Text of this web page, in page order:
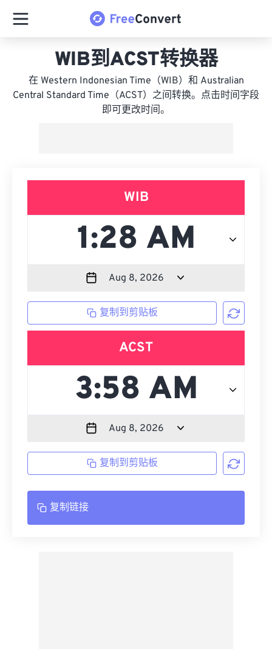
WIB到ACST转换器
在 Western Indonesian Time（WIB）和 Australian
Central Standard Time（ACST）之间转换。点击时间字段
即可更改时间。
WIB
复制到剪贴板
ACST
复制到剪贴板
复制链接